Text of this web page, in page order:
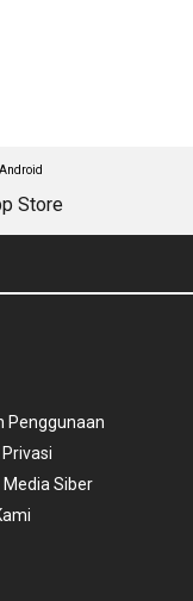
Penggunaan
Siber